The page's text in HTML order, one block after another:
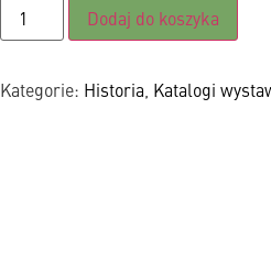
Dodaj do koszyka
Kategorie: Historia Katalogi